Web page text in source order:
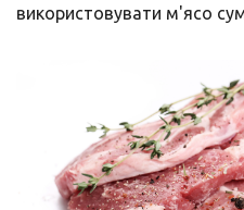
використовувати м'ясо